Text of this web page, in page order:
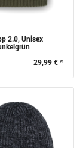
2.0, Unisex
29,99 € *